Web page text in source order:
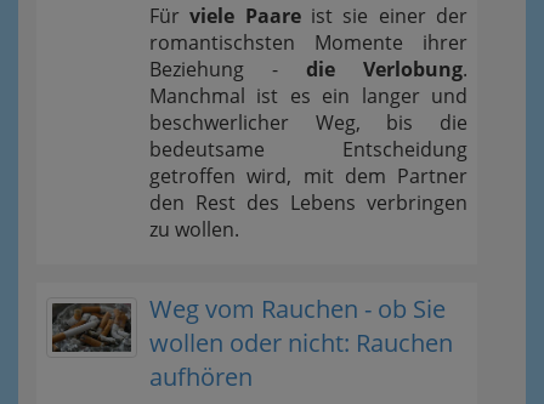
Fürviele Paareist sie einer der
romantischsten Momente ihrer
Beziehung - die Verlobung.
Manchmal ist es ein langer und
beschwerlicher Weg, bis die
bedeutsame Entscheidung
getroffen wird, mit dem Partner
den Rest des Lebens verbringen
zu wollen.
Weg vom Rauchen - ob Sie
wollen oder nicht: Rauchen
aufhören